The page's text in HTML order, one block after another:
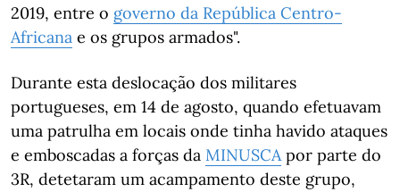
2019, entre o governo da República Centro-
Africana e os grupos armados".
Durante esta deslocação dos militares
portugueses, em 14 de agosto, quando efetuavam
uma patrulha em locais onde tinha havido ataques
e emboscadas a forças da MINUSCApor parte do
3R, detetaram um acampamento deste grupo,